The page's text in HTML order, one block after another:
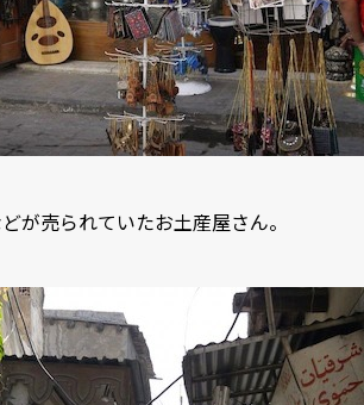
が売られていたお土産屋さん。